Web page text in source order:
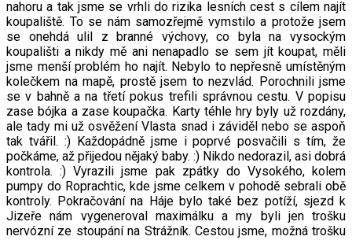
nahoru a tak jsme se vrhli do rizika lesních cest s cílem najít
koupaliště. To se nám samozřejmě vymstilo a protože jsem
se onehdá ulil z branné výchovy, co byla na vysockým
koupališti a nikdy mě ani nenapadlo se sem jít koupat, měli
jsme menší problém ho najít. Nebylo to nepřesně umístěným
kolečkem na mapě, prostě jsem to nezvlád. Porochnili jsme
se v bahně a na třetí pokus trefili správnou cestu. V popisu
zase bójka a zase koupačka. Karty téhle hry byly už rozdány,
ale tady mi už osvěžení Vlasta snad i záviděl nebo se aspoň
tak tvářil. :) Každopádně jsme i poprvé posvačili s tím, že
počkáme, až přijedou nějaký baby. :) Nikdo nedorazil, asi dobrá
kontrola. :) Vyrazili jsme pak zpátky do Vysokého, kolem
pumpy do Roprachtic, kde jsme celkem v pohodě sebrali obě
kontroly. Pokračování na Háje bylo také bez potíží, sjezd k
Jizeře nám vygeneroval maximálku a my byli jen trošku
nervózní ze stoupání na Strážník. Cestou jsme, možná trošku